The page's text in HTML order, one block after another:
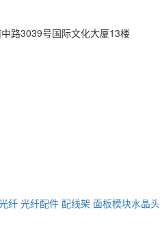
路3039号国际文化大厦13楼
纤 光纤配件 配线架 面板模块水晶头